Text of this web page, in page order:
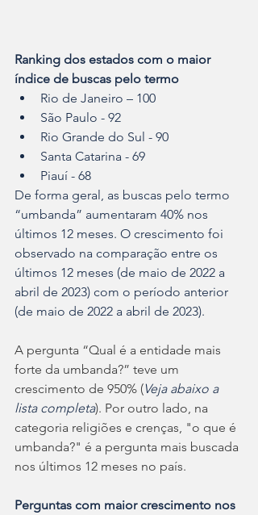
Ranking dos estados com o maior
índice de buscas pelo termo
Rio de Janeiro – 100
São Paulo - 92
Rio Grande do Sul - 90
Santa Catarina - 69
Piauí - 68
De forma geral, as buscas pelo termo
“umbanda” aumentaram 40% nos
últimos 12 meses. O crescimento foi
observado na comparação entre os
últimos 12 meses (de maio de 2022 a
abril de 2023) com o período anterior
(de maio de 2022 a abril de 2023).
A pergunta “Qual é a entidade mais
forte da umbanda?” teve um
crescimento de 950% (Veja abaixo a
lista completa). Por outro lado, na
categoria religiões e crenças, "o que é
umbanda?" é a pergunta mais buscada
nos últimos 12 meses no país.
Perguntas com maior crescimento nos